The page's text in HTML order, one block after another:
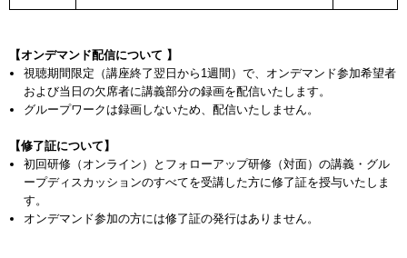
【オンデマンド配信について 】
視聴期間限定（講座終了翌日から1週間）で、オンデマンド参加希望者
および当日の欠席者に講義部分の録画を配信いたします。
グループワークは録画しないため、配信いたしません。
【修了証について】
初回研修（オンライン）とフォローアップ研修（対面）の講義・グル
ープディスカッションのすべてを受講した方に修了証を授与いたしま
す。
オンデマンド参加の方には修了証の発行はありません。